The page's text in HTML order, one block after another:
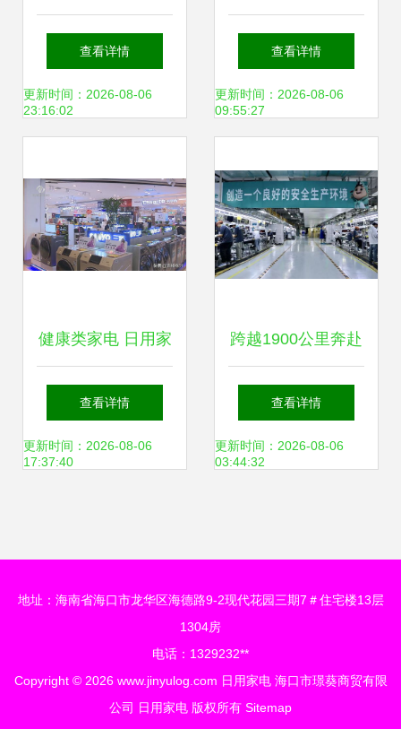
期这些展会将与上
海市民见面 聚焦日
查看详情
更新时间：2026-08-06
23:16:02
列日用品教程，轻
松画出日常用品桌
查看详情
更新时间：2026-08-06
09:55:27
健康类家电 日用家
电消费新热点
查看详情
更新时间：2026-08-06
17:37:40
跨越1900公里奔赴
蓬江智能家电五公
里产业圈，藏着大
查看详情
更新时间：2026-08-06
03:44:32
地址：海南省海口市龙华区海德路9-2现代花园三期7＃住宅楼13层
1304房
电话：1329232**
Copyright © 2026 www.jinyulog.com 日用家电 海口市璟葵商贸有限
公司 日用家电 版权所有 Sitemap